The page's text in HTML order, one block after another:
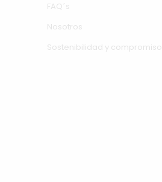
FAQ´s
Nosotros
Sostenibilidad y compromiso